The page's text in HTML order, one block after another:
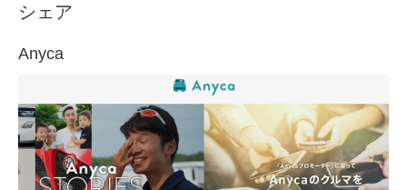
シェア
Anyca